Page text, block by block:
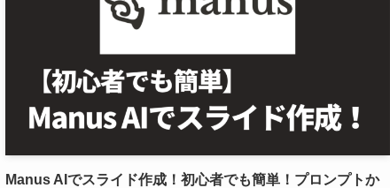
Manus AIでスライド作成！初心者でも簡単！プロンプトか